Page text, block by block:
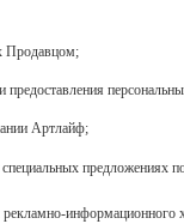
Продавцом;
предоставления
Артлайф;
предложениях
информационного